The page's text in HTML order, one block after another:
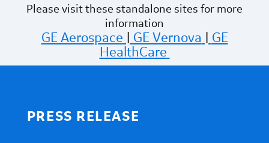
Please visit these standalone sites for more
information
GE Aerospace GE Vernova
GE
HealthCare
PRESS RELEASE